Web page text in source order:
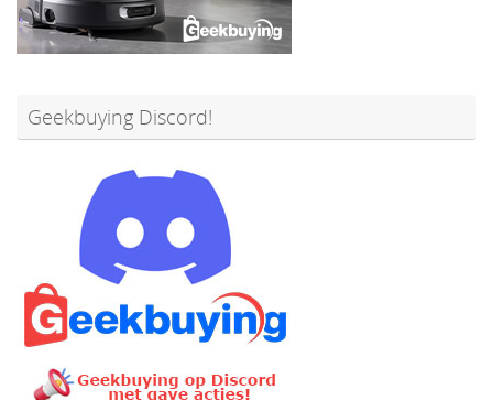
Geekbuying Discord!